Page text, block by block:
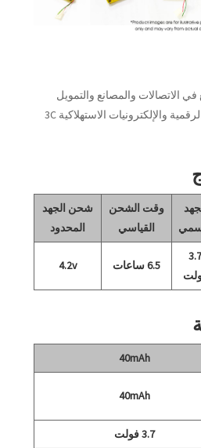
الاتصالات والمصانع والتمويل
وطاقة الإضاءة والمنتجات الرقمية والإلكترونيات الاستهلاكية 3C
وقت الشحن
القياسي
شحن الجهد
المحدود
6.5 ساعات 4.2v
40mAh
40mAh
3.7 فولت